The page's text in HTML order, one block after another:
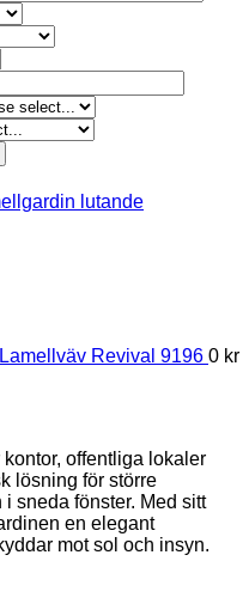
lutande
Lamellväv Revival 9196 0 kr
offentliga lokaler
lösning för större
sneda fönster. Med sitt
en elegant
mot sol och insyn.